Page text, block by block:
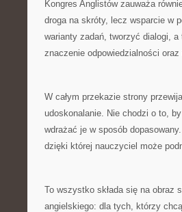
Kongres Anglistów zauważa
droga na skróty, lecz wsparcie w
warianty zadań, tworzyć dialogi,
znaczenie odpowiedzialności
W całym przekazie strony
udoskonalanie. Nie chodzi o to,
wdrażać je w sposób
dzięki której nauczyciel może
To wszystko składa się na obraz
angielskiego: dla tych, którzy